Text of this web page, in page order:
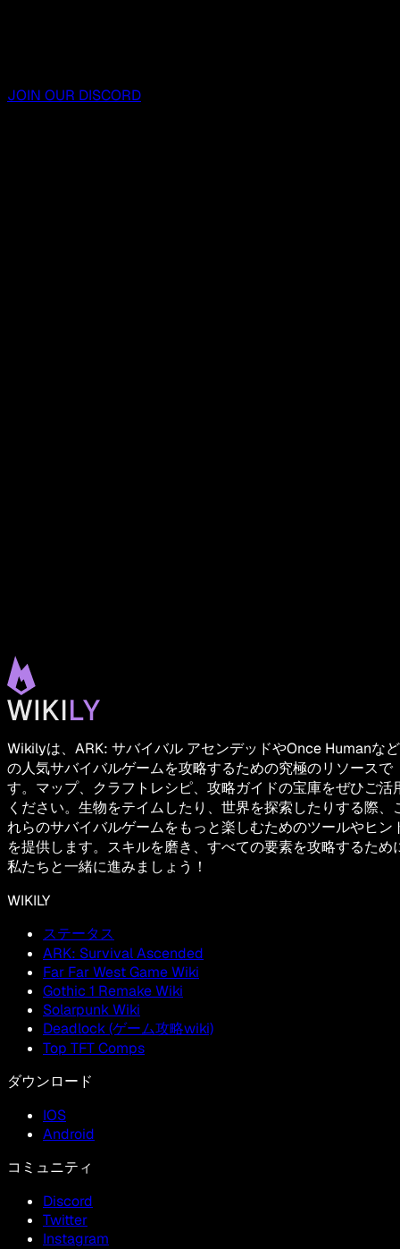
JOIN OUR DISCORD
Wikilyは、ARK: サバイバル アセンデッドやOnce Humanなど
の人気サバイバルゲームを攻略するための究極のリソースで
す。マップ、クラフトレシピ、攻略ガイドの宝庫をぜひご活
ください。生物をテイムしたり、世界を探索したりする際、
れらのサバイバルゲームをもっと楽しむためのツールやヒン
を提供します。スキルを磨き、すべての要素を攻略するため
私たちと一緒に進みましょう！
WIKILY
ステータス
ARK: Survival Ascended
Far Far West Game Wiki
Gothic 1 Remake Wiki
Solarpunk Wiki
Deadlock (ゲーム攻略wiki)
Top TFT Comps
ダウンロード
IOS
Android
コミュニティ
Discord
Twitter
Instagram